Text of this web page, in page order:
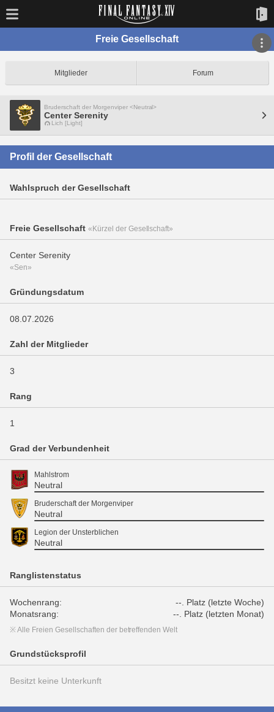
Freie Gesellschaft
Mitglieder Forum
Bruderschaft der Morgenviper <Neutral>
Center Serenity
Lich [Light]
Profil der Gesellschaft
Wahlspruch der Gesellschaft
Freie Gesellschaft «Kürzel der Gesellschaft»
Center Serenity
«Sen»
Gründungsdatum
08.07.2026
Zahl der Mitglieder
3
Rang
1
Grad der Verbundenheit
Mahlstrom
Neutral
Bruderschaft der Morgenviper
Neutral
Legion der Unsterblichen
Neutral
Ranglistenstatus
Wochenrang:
--. Platz (letzte Woche)
Monatsrang:
--. Platz (letzten Monat)
※ Alle Freien Gesellschaften der betreffenden Welt
Grundstücksprofil
Besitzt keine Unterkunft